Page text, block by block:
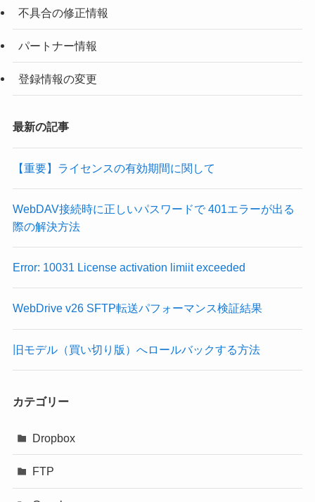
不具合の修正情報
パートナー情報
登録情報の変更
最新の記事
【重要】ライセンスの有効期間に関して
WebDAV接続時に正しいパスワードで 401エラーが出る
際の解決方法
Error: 10031 License activation limiit exceeded
WebDrive v26 SFTP転送パフォーマンス検証結果
旧モデル（買い切り版）へロールバックする方法
カテゴリー
Dropbox
FTP